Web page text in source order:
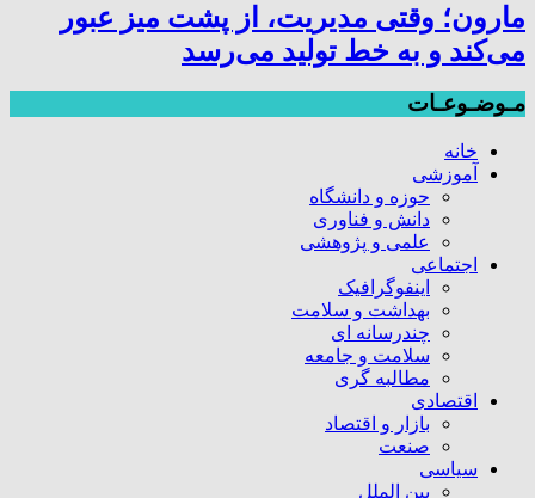
مارون؛ وقتی مدیریت، از پشت میز عبور
می‌کند و به خط تولید می‌رسد
مـوضـوعـات
خانه
آموزشی
حوزه و دانشگاه
دانش و فناوری
علمی و پژوهشی
اجتماعی
اینفوگرافیک
بهداشت و سلامت
چندرسانه ای
سلامت و جامعه
مطالبه گری
اقتصادی
بازار و اقتصاد
صنعت
سیاسی
بین الملل